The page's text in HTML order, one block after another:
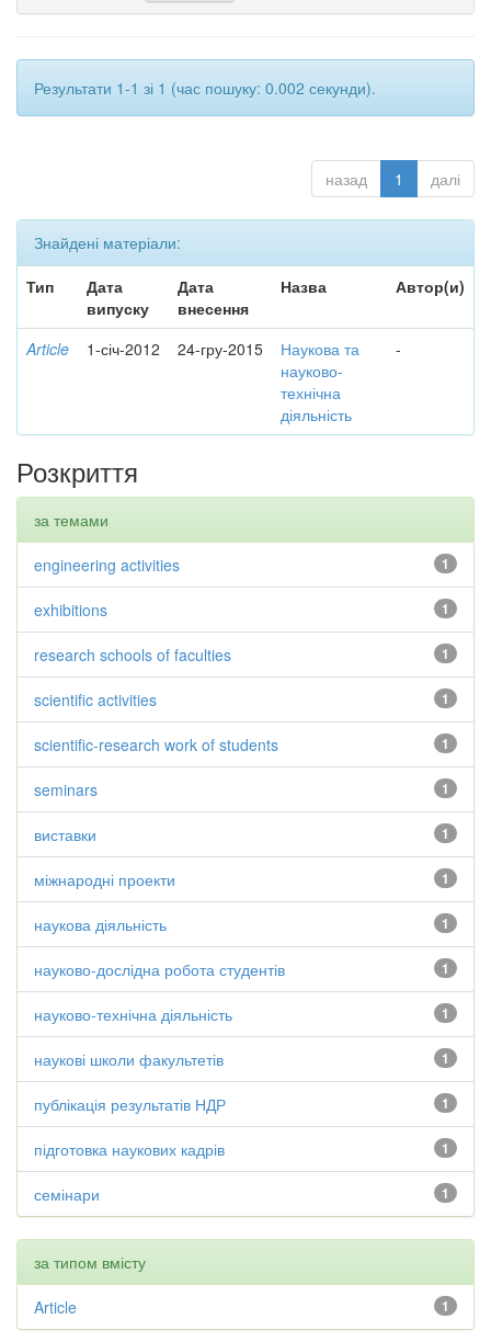
Результати 1-1 зі 1 (час пошуку: 0.002 секунди).
назад 1 далі
Знайдені матеріали:
Тип
Дата
випуску
Дата
внесення
Назва Автор(и)
Article 1-січ-2012 24-гру-2015
Наукова та
науково-
технічна
діяльність
-
Розкриття
за темами
1
engineering activities
1
exhibitions
1
research schools of faculties
1
scientific activities
1
scientific-research work of students
1
seminars
1
виставки
1
міжнародні проекти
1
наукова діяльність
1
науково-дослідна робота студентів
1
науково-технічна діяльність
1
наукові школи факультетів
1
публікація результатів НДР
1
підготовка наукових кадрів
1
семінари
за типом вмісту
1
Article